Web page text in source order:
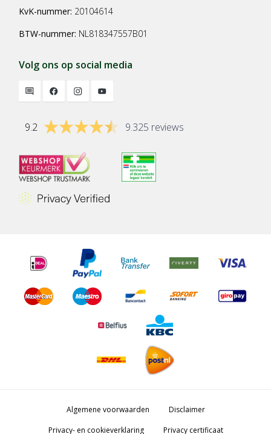
KvK-nummer: 20104614
BTW-nummer: NL818347557B01
Volg ons op social media
9.2 9.325 reviews
Algemene voorwaarden
Disclaimer
Privacy- en cookieverklaring
Privacy certificaat